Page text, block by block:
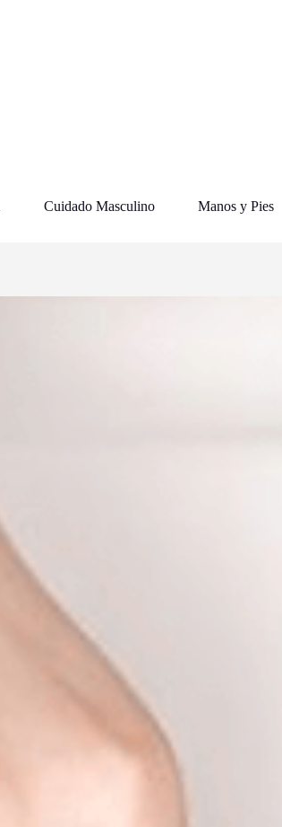
Cuidado Masculino Manos y Pies